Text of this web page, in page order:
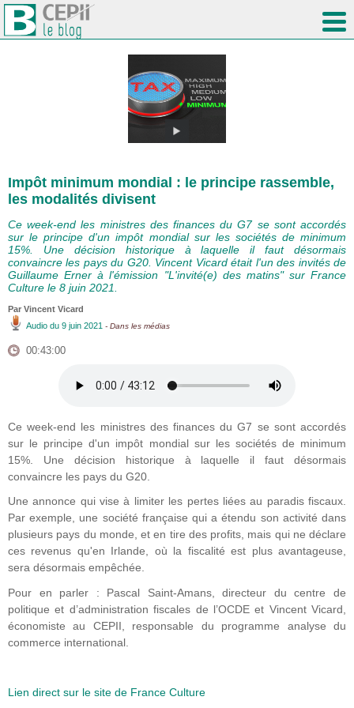
Impôt minimum mondial : le principe rassemble,
les modalités divisent
Ce week-end les ministres des finances du G7 se sont accordés
sur le principe d'un impôt mondial sur les sociétés de minimum
15%. Une décision historique à laquelle il faut désormais
convaincre les pays du G20. Vincent Vicard était l'un des invités de
Guillaume Erner à l'émission "L'invité(e) des matins" sur France
Culture le 8 juin 2021.
Par Vincent Vicard
Audio du 9 juin 2021 - Dans les médias
00:43:00
Ce week-end les ministres des finances du G7 se sont accordés
sur le principe d'un impôt mondial sur les sociétés de minimum
15%. Une décision historique à laquelle il faut désormais
convaincre les pays du G20.
Une annonce qui vise à limiter les pertes liées au paradis fiscaux.
Par exemple, une société française qui a étendu son activité dans
plusieurs pays du monde, et en tire des profits, mais qui ne déclare
ces revenus qu'en Irlande, où la fiscalité est plus avantageuse,
sera désormais empêchée.
Pour en parler : Pascal Saint-Amans, directeur du centre de
politique et d’administration fiscales de l’OCDE et Vincent Vicard,
économiste au CEPII, responsable du programme analyse du
commerce international.
Lien direct sur le site de France Culture